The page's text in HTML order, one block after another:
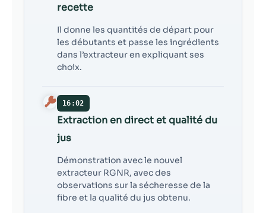
recette
Il donne les quantités de départ pour
les débutants et passe les ingrédients
dans l’extracteur en expliquant ses
choix.
16:02
Extraction en direct et qualité du
jus
Démonstration avec le nouvel
extracteur RGNR, avec des
observations sur la sécheresse de la
fibre et la qualité du jus obtenu.